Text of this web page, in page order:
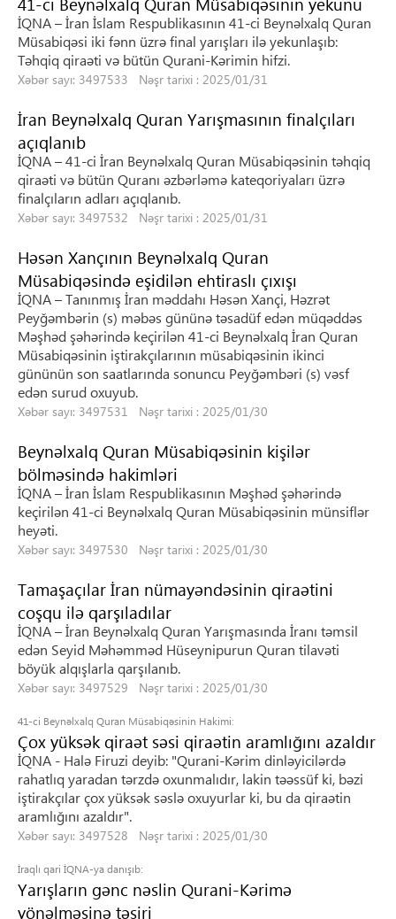
İQNA – İran İslam Respublikasının 41-ci Beynəlxalq Quran
Müsabiqəsi iki fənn üzrə final yarışları ilə yekunlaşıb:
Təhqiq qiraəti və bütün Qurani-Kərimin hifzi.
Xəbər sayı: 3497533 Nəşr tarixi : 2025/01/31
İran Beynəlxalq Quran Yarışmasının finalçıları
açıqlanıb
İQNA – 41-ci İran Beynəlxalq Quran Müsabiqəsinin təhqiq
qiraəti və bütün Quranı əzbərləmə kateqoriyaları üzrə
finalçıların adları açıqlanıb.
Xəbər sayı: 3497532 Nəşr tarixi : 2025/01/31
Həsən Xançının Beynəlxalq Quran
Müsabiqəsində eşidilən ehtiraslı çıxışı
İQNA – Tanınmış İran məddahı Həsən Xançi, Həzrət
Peyğəmbərin (s) məbəs gününə təsadüf edən müqəddəs
Məşhəd şəhərində keçirilən 41-ci Beynəlxalq İran Quran
Müsabiqəsinin iştirakçılarının müsabiqəsinin ikinci
gününün son saatlarında sonuncu Peyğəmbəri (s) vəsf
edən surud oxuyub.
Xəbər sayı: 3497531 Nəşr tarixi : 2025/01/30
Beynəlxalq Quran Müsabiqəsinin kişilər
bölməsində hakimləri
İQNA – İran İslam Respublikasının Məşhəd şəhərində
keçirilən 41-ci Beynəlxalq Quran Müsabiqəsinin münsiflər
heyəti.
Xəbər sayı: 3497530 Nəşr tarixi : 2025/01/30
Tamaşaçılar İran nümayəndəsinin qiraətini
coşqu ilə qarşıladılar
İQNA – İran Beynəlxalq Quran Yarışmasında İranı təmsil
edən Seyid Məhəmməd Hüseynipurun Quran tilavəti
böyük alqışlarla qarşılanıb.
Xəbər sayı: 3497529 Nəşr tarixi : 2025/01/30
41-ci Beynəlxalq Quran Müsabiqəsinin Hakimi:
Çox yüksək qiraət səsi qiraətin aramlığını azaldır
İQNA - Halə Firuzi deyib: "Qurani-Kərim dinləyicilərdə
rahatlıq yaradan tərzdə oxunmalıdır, lakin təəssüf ki, bəzi
iştirakçılar çox yüksək səslə oxuyurlar ki, bu da qiraətin
aramlığını azaldır".
Xəbər sayı: 3497528 Nəşr tarixi : 2025/01/30
İraqlı qari İQNA-ya danışıb:
Yarışların gənc nəslin Qurani-Kərimə
yönəlməsinə təsiri